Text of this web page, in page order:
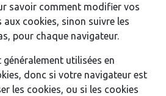
savoir comment modifier vos
aux cookies, sinon suivre les
pour chaque navigateur.
généralement utilisées en
donc si votre navigateur est
les cookies, ou si les cookies